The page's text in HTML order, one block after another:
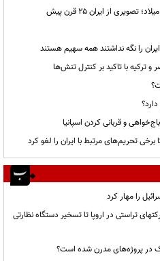
را نگه نداشتند همه سهیم هستند
ترکیه با تاکید بر کنترل تنش‌ها
و قربانی کردن اسپانیا
تحریم‌های مرتبط با ایران را لغو کرد
را مهار کرد
تراستی در اروپا تا تسخیر دستگاه نظارتی
در پروژه‌های مدرن شده است؟